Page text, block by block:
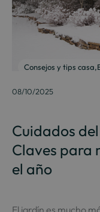
Consejos y tips casa,
08/10/2025
Cuidados
Claves para
el año
El jardín es mucho